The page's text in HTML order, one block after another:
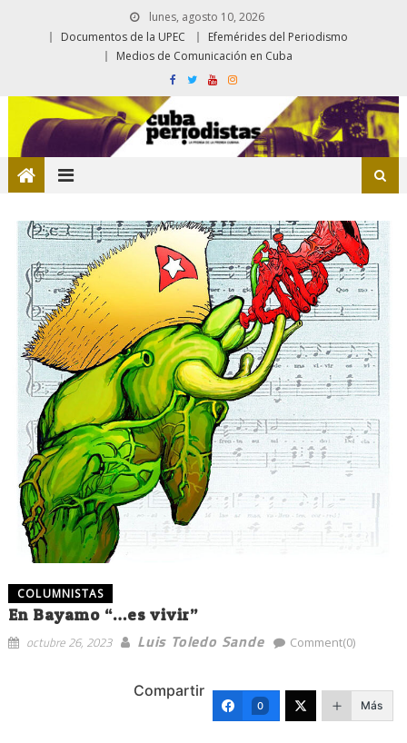
lunes, agosto 10, 2026
Documentos de la UPEC
Efemérides del Periodismo
Medios de Comunicación en Cuba
COLUMNISTAS
En Bayamo “…es vivir”
octubre 26, 2023 Luis Toledo Sande Comment(0)
Compartir
0 Más